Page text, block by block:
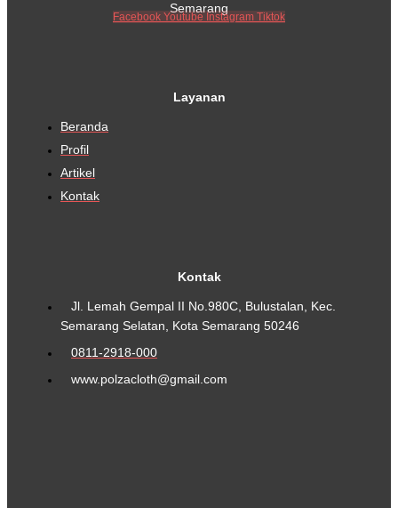
Semarang
Facebook Youtube Instagram Tiktok
Layanan
Beranda
Profil
Artikel
Kontak
Kontak
Jl. Lemah Gempal II No.980C, Bulustalan, Kec.
Semarang Selatan, Kota Semarang 50246
0811-2918-000
www.polzacloth@gmail.com